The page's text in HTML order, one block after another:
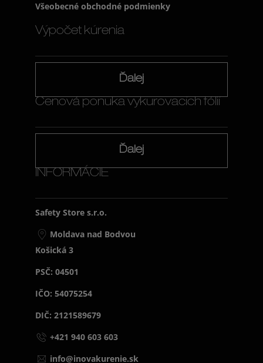
Všeobecné obchodné podmienky
Výpočet kúrenia
Ďalej
Cenová ponuka vykurovacích fólií
Ďalej
INFORMÁCIE
Safety Store s.r.o.
Moldava nad Bodvou
Košická 3
PSČ: 04501
IČO: 54075254
DIČ: 2121589679
+421 940 603 603
info@inovakurenie.sk